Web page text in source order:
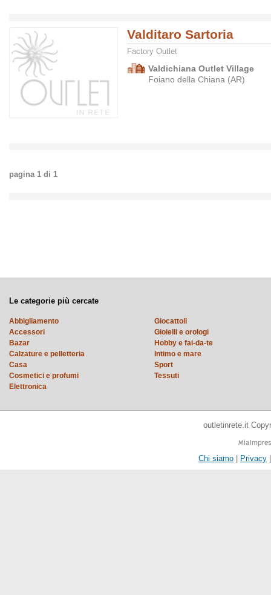
Valditaro Sartoria
Factory Outlet
Valdichiana Outlet Village
Foiano della Chiana (AR)
pagina 1 di 1
Le categorie più cercate
Abbigliamento
Accessori
Bazar
Calzature e pelletteria
Casa
Cosmetici e profumi
Elettronica
Giocattoli
Gioielli e orologi
Hobby e fai-da-te
Intimo e mare
Sport
Tessuti
outletinrete.it
Chi siamo | Privacy